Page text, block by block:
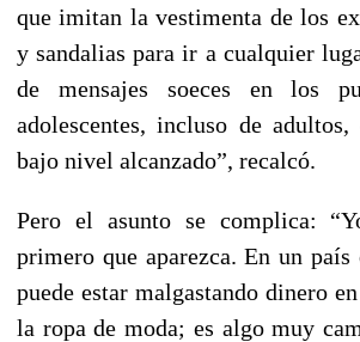
que imitan la vestimenta de los
y sandalias para ir a cualquier
de mensajes soeces en los
adolescentes, incluso de
bajo nivel alcanzado”, recalcó.
Pero el asunto se complica:
primero que aparezca. En un país
puede estar malgastando dinero
la ropa de moda; es algo muy